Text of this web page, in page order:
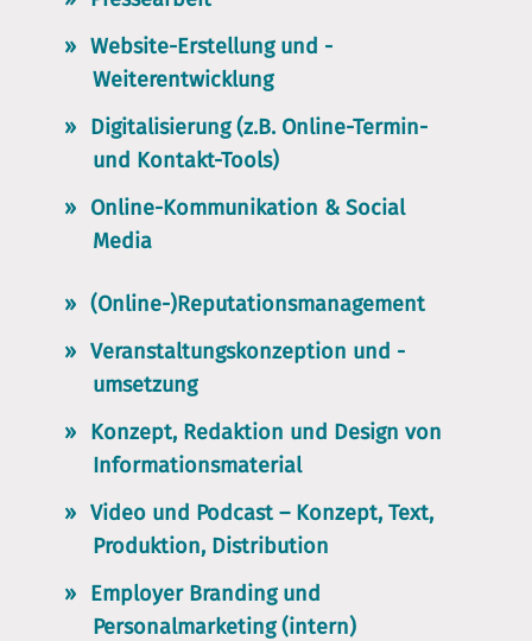
Website-Erstellung und -
Weiterentwicklung
Digitalisierung (z.B. Online-Termin-
und Kontakt-Tools)
Online-Kommunikation &Social
Media
(Online-)Reputationsmanagement
Veranstaltungskonzeption und -
umsetzung
Konzept, Redaktion und Design von
Informationsmaterial
Video und Podcast – Konzept, Text,
Produktion, Distribution
Employer Branding und
Personalmarketing (intern)